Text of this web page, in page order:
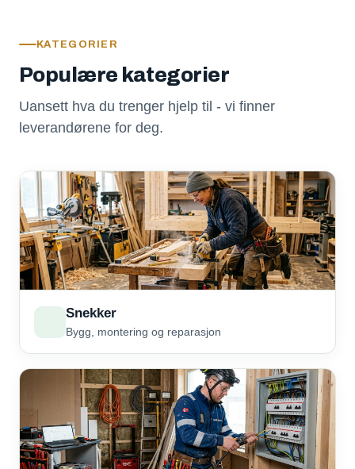
KATEGORIER
Populære kategorier
Uansett hva du trenger hjelp til - vi finner
leverandørene for deg.
Snekker
Bygg, montering og reparasjon